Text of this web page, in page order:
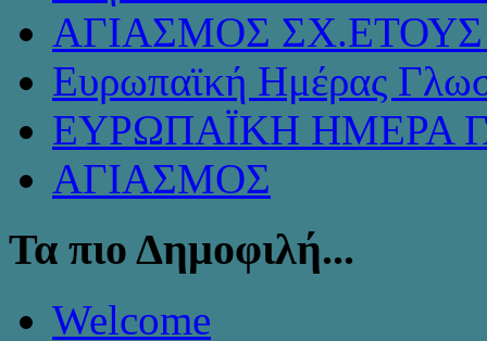
ΑΓΙΑΣΜΟΣ ΣΧ.ΕΤΟΥΣ
Ευρωπαϊκή Ημέρας
ΕΥΡΩΠΑΪΚΗ ΗΜΕΡΑ
ΑΓΙΑΣΜΟΣ
Τα πιο Δημοφιλή...
Welcome